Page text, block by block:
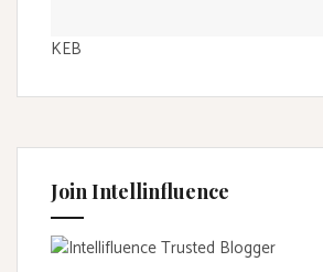
KEB
Join Intellinfluence